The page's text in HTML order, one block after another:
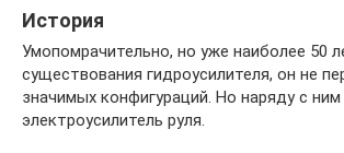
История
Умопомрачительно, но уже наиболее 50
существования гидроусилителя, он не
значимых конфигураций. Но наряду с
электроусилитель руля.